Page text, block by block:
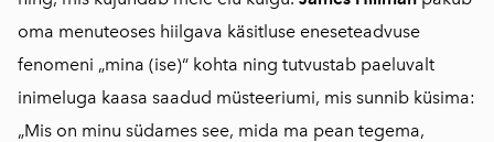
oma menuteoses hiilgava käsitluse eneseteadvuse
fenomeni „mina (ise)“ kohta ning tutvustab paeluvalt
inimeluga kaasa saadud müsteeriumi, mis sunnib küsima:
„Mis on minu südames see, mida ma pean tegema,